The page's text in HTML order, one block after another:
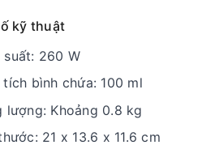
kỹ thuật
suất: 260 W
tích bình chứa: 100 ml
lượng: Khoảng 0.8 kg
21 x 13.6 x 11.6 cm